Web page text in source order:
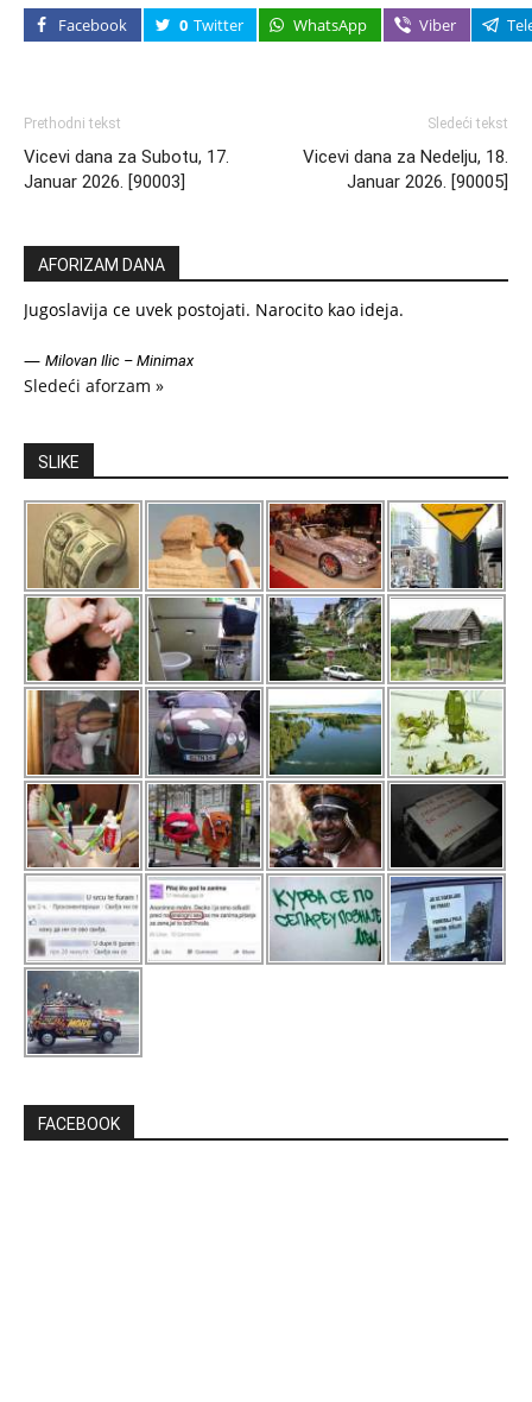
Facebook 0 Twitter WhatsApp Viber
Prethodni tekst
Vicevi dana za Subotu, 17.
Januar 2026. [90003]
Sledeći tekst
Vicevi dana za Nedelju, 18.
Januar 2026. [90005]
AFORIZAM DANA
Jugoslavija ce uvek postojati. Narocito kao ideja.
— Milovan Ilic – Minimax
Sledeći aforzam »
SLIKE
FACEBOOK